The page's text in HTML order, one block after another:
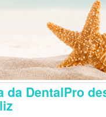
da DentalPro